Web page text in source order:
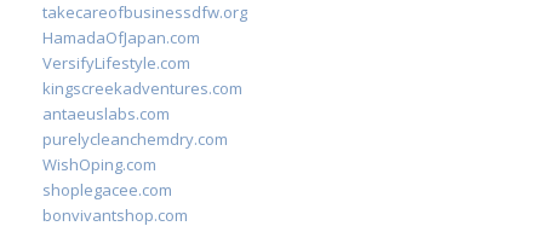
takecareofbusinessdfw.org
HamadaOfJapan.com
VersifyLifestyle.com
kingscreekadventures.com
antaeuslabs.com
purelycleanchemdry.com
WishOping.com
shoplegacee.com
bonvivantshop.com